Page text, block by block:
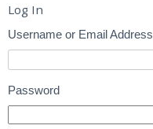
Log In
Username or Email Address
Password